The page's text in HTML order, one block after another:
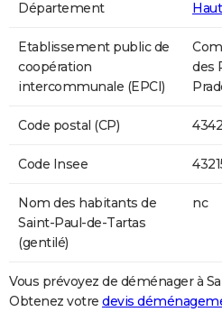
Département
Etablissement public de
coopération
intercommunale (EPCI)
des
Code postal (CP)
Code Insee
Nom des habitants de
Saint-Paul-de-Tartas
(gentilé)
nc
Vous prévoyez de déménager à
Obtenez votre devis